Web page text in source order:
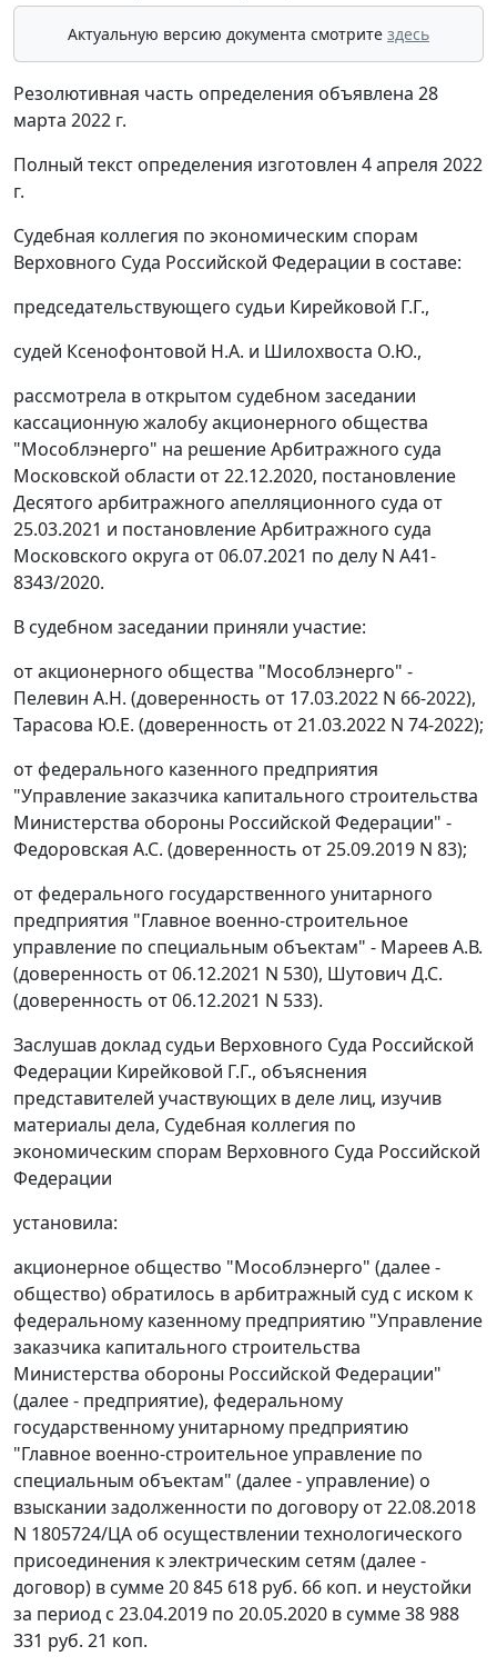
Актуальную версию документа смотрите здесь
Резолютивная часть определения объявлена 28
марта 2022 г.
Полный текст определения изготовлен 4 апреля 2022
г.
Судебная коллегия по экономическим спорам
Верховного Суда Российской Федерации в составе:
председательствующего судьи Кирейковой Г.Г.,
судей Ксенофонтовой Н.А. и Шилохвоста О.Ю.,
рассмотрела в открытом судебном заседании
кассационную жалобу акционерного общества
"Мособлэнерго" на решение Арбитражного суда
Московской области от 22.12.2020, постановление
Десятого арбитражного апелляционного суда от
25.03.2021 и постановление Арбитражного суда
Московского округа от 06.07.2021 по делу N А41-
8343/2020.
В судебном заседании приняли участие:
от акционерного общества "Мособлэнерго" -
Пелевин А.Н. (доверенность от 17.03.2022 N 66-2022),
Тарасова Ю.Е. (доверенность от 21.03.2022 N 74-2022);
от федерального казенного предприятия
"Управление заказчика капитального строительства
Министерства обороны Российской Федерации" -
Федоровская А.С. (доверенность от 25.09.2019 N 83);
от федерального государственного унитарного
предприятия "Главное военно-строительное
управление по специальным объектам" - Мареев А.В.
(доверенность от 06.12.2021 N 530), Шутович Д.С.
(доверенность от 06.12.2021 N 533).
Заслушав доклад судьи Верховного Суда Российской
Федерации Кирейковой Г.Г., объяснения
представителей участвующих в деле лиц, изучив
материалы дела, Судебная коллегия по
экономическим спорам Верховного Суда Российской
Федерации
установила:
акционерное общество "Мособлэнерго" (далее -
общество) обратилось в арбитражный суд с иском к
федеральному казенному предприятию "Управление
заказчика капитального строительства
Министерства обороны Российской Федерации"
(далее - предприятие), федеральному
государственному унитарному предприятию
"Главное военно-строительное управление по
специальным объектам" (далее - управление) о
взыскании задолженности по договору от 22.08.2018
N 1805724/ЦА об осуществлении технологического
присоединения к электрическим сетям (далее -
договор) в сумме 20 845 618 руб. 66 коп. и неустойки
за период с 23.04.2019 по 20.05.2020 в сумме 38 988
331 руб. 21 коп.